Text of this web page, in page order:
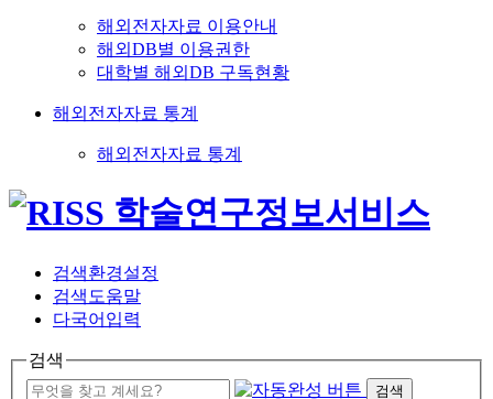
해외전자자료 이용안내
해외DB별 이용권한
대학별 해외DB 구독현황
해외전자자료 통계
해외전자자료 통계
검색환경설정
검색도움말
다국어입력
검색
검색